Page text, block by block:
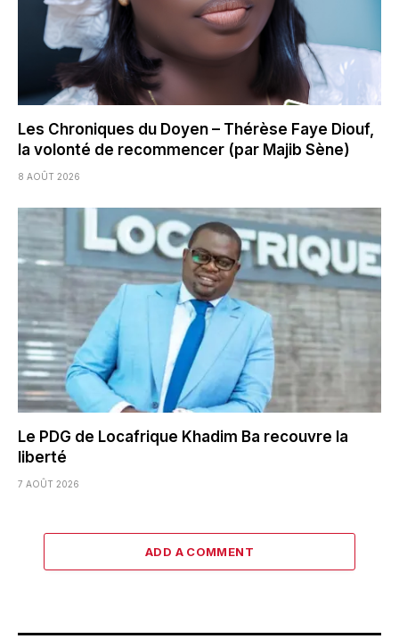
Les Chroniques du Doyen – Thérèse Faye Diouf,
la volonté de recommencer (par Majib Sène)
8 AOÛT 2026
Le PDG de Locafrique Khadim Ba recouvre la
liberté
7 AOÛT 2026
ADD A COMMENT